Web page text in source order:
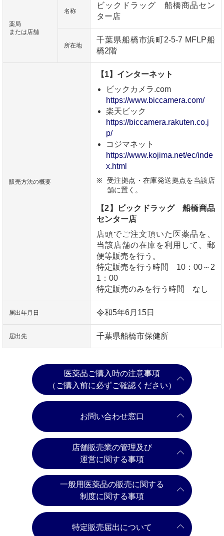
薬局
または店舗
名称
ビックドラッグ 船橋商品セン
ター店
所在地
千葉県船橋市浜町2-5-7 MFLP船
橋2階
販売方法の概要
【1】インターネット
ビックカメラ.com
https://www.biccamera.com/
楽天ビック
https://biccamera.rakuten.co.j
p/
コジマネット
https://www.kojima.net/ec/inde
x.html
受注拠点・在庫発送拠点を当該店
舗に置く。
【2】ビックドラッグ 船橋商品
センター店
店頭でご注文頂いた医薬品を、
当該店舗の在庫を利用して、郵
便等販売を行う。
特定販売を行う時間 10：00～2
1：00
特定販売のみを行う時間 なし
届出年月日 令和5年6月15日
届出先 千葉県船橋市保健所
医薬品ご購入時の注意事項
（ご購入前に必ずご確認ください）
お問い合わせ窓口
店舗販売業の管理及び
運営に関する事項
一般用医薬品の販売に関する
制度に関する事項
特定販売届出について